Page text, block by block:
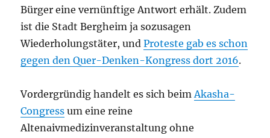
Bürger eine vernünftige Antwort erhält. Zudem
ist die Stadt Bergheim ja sozusagen
Wiederholungstäter, undProteste gab es schon
gegen den Quer-Denken-Kongress dort 2016.
Vordergründig handelt es sich beimAkasha-
Congress um eine reine
Altenaivmedizinveranstaltung ohne